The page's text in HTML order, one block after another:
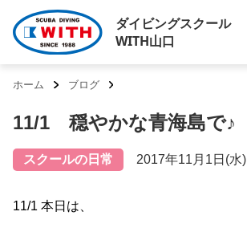
ダイビングスクール
WITH山口
ホーム ブログ
11/1 穏やかな青海島で♪
スクールの日常 2017年11月1日(水)
11/1 本日は、